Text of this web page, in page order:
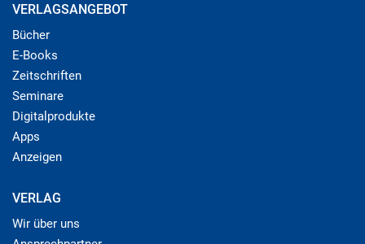
VERLAGSANGEBOT
Bücher
E-Books
Zeitschriften
Seminare
Digitalprodukte
Apps
Anzeigen
VERLAG
Wir über uns